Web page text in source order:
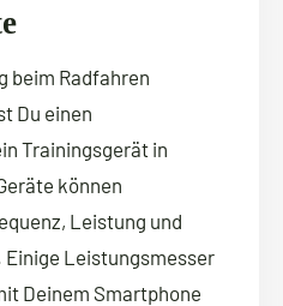
beim Radfahren
Du einen
Trainingsgerät in
können
Leistung und
Leistungsmesser
Deinem Smartphone